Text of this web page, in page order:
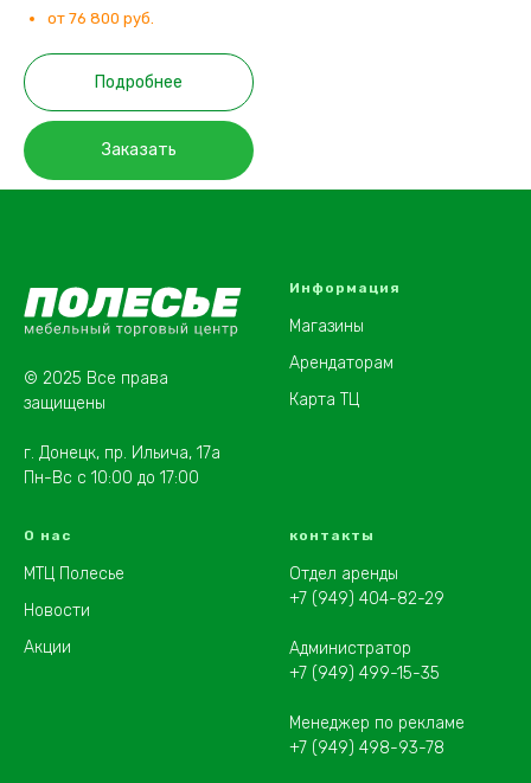
от 76 800 руб.
Подробнее
Заказать
© 2025 Все права
защищены
г. Донецк, пр. Ильича, 17а
Пн-Вс с 10:00 до 17:00
Информация
Магазины
Арендаторам
Карта ТЦ
О нас
МТЦ Полесье
Новости
Акции
контакты
Отдел аренды
+7 (949) 404-82-29
Администратор
+7 (949) 499-15-35
Менеджер по рекламе
+7 (949) 498-93-78